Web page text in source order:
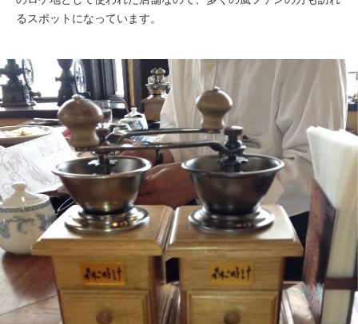
るスポットになっています。